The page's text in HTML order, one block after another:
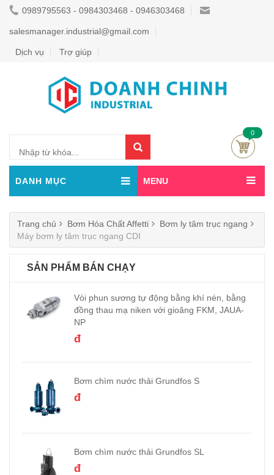
0989795563 - 0984303468 - 0946303468
salesmanager.industrial@gmail.com
Dịch vụ Trợ giúp
0
DANH MỤC MENU
Trang chủ Bơm Hóa Chất Affetti
Bơm ly tâm trục ngang
Máy bơm ly tâm trục ngang CDI
SẢN PHẨM BÁN CHẠY
Vòi phun sương tự động bằng khí nén, bằng
đồng thau mạ niken với gioăng FKM, JAUA-
NP
đ
Bơm chìm nước thải Grundfos S
đ
Bơm chìm nước thải Grundfos SL
đ